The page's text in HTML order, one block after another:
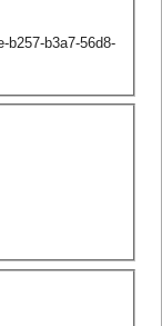
b257-b3a7-56d8-